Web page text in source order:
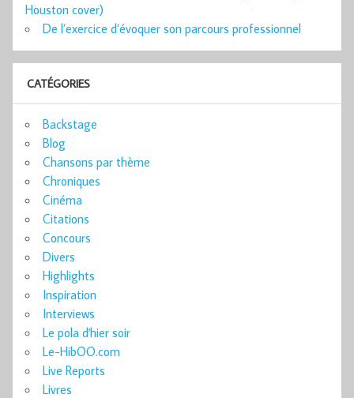
Houston cover)
De l’exercice d’évoquer son parcours professionnel
CATÉGORIES
Backstage
Blog
Chansons par thème
Chroniques
Cinéma
Citations
Concours
Divers
Highlights
Inspiration
Interviews
Le pola d'hier soir
Le-HibOO.com
Live Reports
Livres